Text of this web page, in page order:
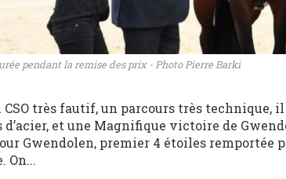
pendant la remise des prix - Photo Pierre Barki
CSO très fautif, un parcours très technique,
d’acier, et une Magnifique victoire de
Gwendolen, premier 4 étoiles remportée
On...